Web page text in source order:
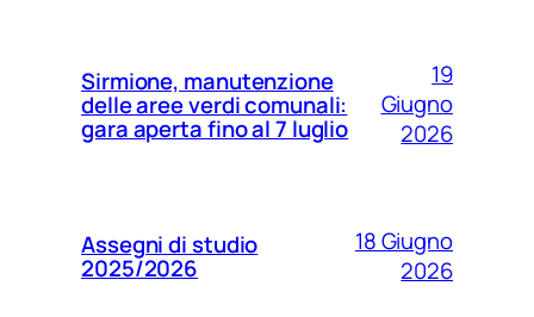
Sirmione, manutenzione
delle aree verdi comunali:
gara aperta fino al 7 luglio
19
Giugno
2026
Assegni di studio
2025/2026
18 Giugno
2026